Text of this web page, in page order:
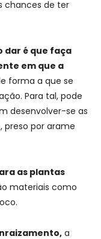
chances de ter
dar é que faça
em que a
forma a que se
Para tal, pode
desenvolver-se as
preso por arame
as plantas
materiais como
a